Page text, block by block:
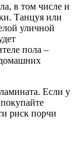
в том числе и
Танцуя или
уличной
пола –
Если у
риск порчи